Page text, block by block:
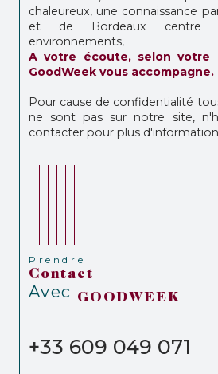
chaleureux, une connaissance
et de Bordeaux centre
environnements,
A votre écoute, selon votre
GoodWeek vous accompagne.
Pour cause de confidentialité
ne sont pas sur notre site,
contacter pour plus
Prendre
Contact
Avec GOODWEEK
+33 609 049 071